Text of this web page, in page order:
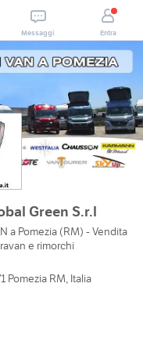
Messaggi Entra
Green S.r.l
a Pomezia (RM) - Vendita
e rimorchi
Pomezia RM, Italia